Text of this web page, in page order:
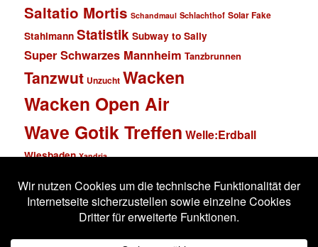
Saltatio Mortis Schandmaul Schlachthof Solar Fake
Stahlmann Statistik Subway to Sally
Super Schwarzes Mannheim Tanzbrunnen
Tanzwut Unzucht Wacken
Wacken Open Air
Wave Gotik Treffen Welle:Erdball
Wiesbaden Xandria
Impressum